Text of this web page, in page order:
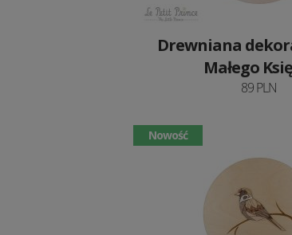
Drewniana
Małego
89 PLN
Nowość